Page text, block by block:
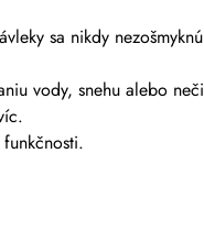
sa nikdy
vody, snehu alebo